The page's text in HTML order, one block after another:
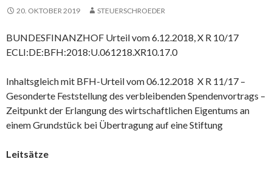
20. OKTOBER 2019 STEUERSCHROEDER
BUNDESFINANZHOF Urteil vom 6.12.2018, X R 10/17
ECLI:DE:BFH:2018:U.061218.XR10.17.0
Inhaltsgleich mit BFH-Urteil vom 06.12.2018 X R 11/17 –
Gesonderte Feststellung des verbleibenden Spendenvortrags –
Zeitpunkt der Erlangung des wirtschaftlichen Eigentums an
einem Grundstück bei Übertragung auf eine Stiftung
Leitsätze